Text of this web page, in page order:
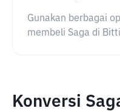
Gunakan berbagai
membeli Saga di
Konversi